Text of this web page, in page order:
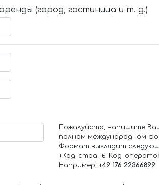
(город, гостиница и т. д.)
Пожалуйста, напишите
полном международном
Формат выглядит
+Код_страны
Например, +49 176 22366899